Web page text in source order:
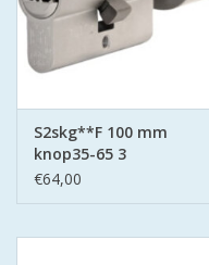
S2skg**F 100 mm
knop35-65 3
keersleutels
€64,00